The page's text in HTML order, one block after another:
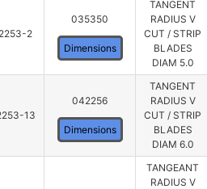
2
035350
Dimensions
TANGENT
RADIUS V
CUT / STRIP
BLADES
DIAM 5.0
13
042256
Dimensions
TANGENT
RADIUS V
CUT / STRIP
BLADES
DIAM 6.0
TANGEANT
RADIUS V